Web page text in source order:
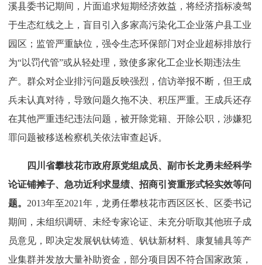
溪县委书记期间，片面追求短期经济效益，将经济指标凌驾
于生态红线之上，盲目引入多家高污染化工企业落户县工业
园区；监管严重缺位，强令生态环保部门对企业超标排放行
为“以罚代管”或从轻处理，致使多家化工企业长期违法生
产。群众对企业排污问题反映强烈，信访举报不断，但王成
兵未认真对待，导致问题久拖不决、积压严重。王成兵还存
在其他严重违纪违法问题，被开除党籍、开除公职，涉嫌犯
罪问题被移送检察机关依法审查起诉。
四川省攀枝花市政府原党组成员、副市长龙勇未经科学
论证铺摊子、急功近利求显绩、招商引资重形式轻实效等问
题。 2013年至2021年，龙勇任攀枝花市西区区长、区委书记
期间，未组织调研、未经专家论证、未充分听取其他班子成
员意见，即决定发展钒钛铸造、钒钛新材料、康复辅具等产
业集群并发放大量补助资金，部分项目因不符合国家政策，